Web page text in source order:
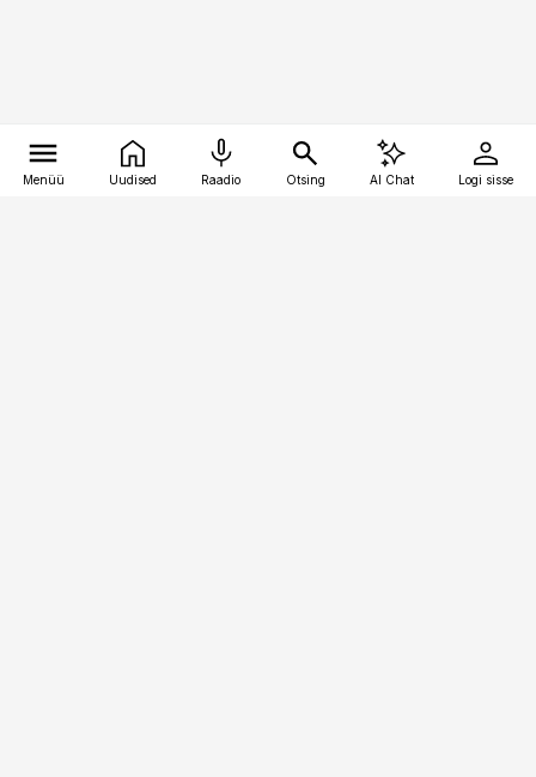
Menüü Uudised Raadio Otsing AI Chat Logi sisse